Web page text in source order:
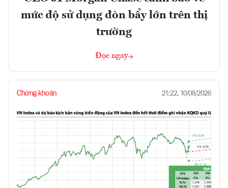
mức độ sử dụng đòn bẩy lớn trên thị
trường
Đọc ngay
Chứng khoán 21:22, 10/08/2026